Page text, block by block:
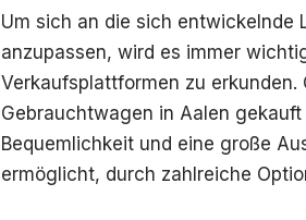
Um sich an die sich entwickelnde
anzupassen, wird es immer
Verkaufsplattformen zu
Gebrauchtwagen in Aalen
Bequemlichkeit und eine große
ermöglicht, durch zahlreiche